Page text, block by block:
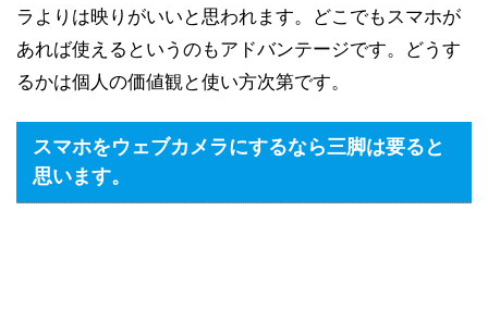
ラよりは映りがいいと思われます。どこでもスマホが
あれば使えるというのもアドバンテージです。どうす
るかは個人の価値観と使い方次第です。
スマホをウェブカメラにするなら三脚は要ると
思います。